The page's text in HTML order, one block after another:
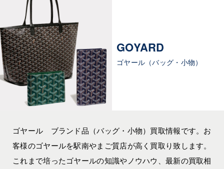
GOYARD
ゴヤール（バッグ・小物）
ゴヤール ブランド品（バッグ・小物）買取情報です。お
客様のゴヤールを駅南やまご質店が高く買取り致します。
これまで培ったゴヤールの知識やノウハウ、最新の買取相